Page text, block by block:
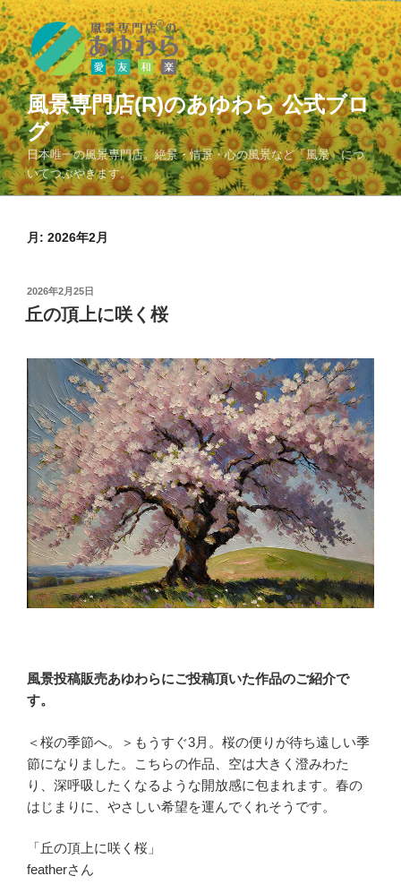
コ
ン
テ
ン
ツ
へ
ス
キ
ッ
風景専門店(R)のあゆわら 公式ブロ
グ
日本唯一の風景専門店。絶景・情景・心の風景など「風景」につ
いてつぶやきます。
月: 2026年2月
投
稿
日:
2026年2月25日
丘の頂上に咲く桜
風景投稿販売あゆわらにご投稿頂いた作品のご紹介で
す。
＜桜の季節へ。＞もうすぐ3月。桜の便りが待ち遠しい季
節になりました。こちらの作品、空は大きく澄みわた
り、深呼吸したくなるような開放感に包まれます。春の
はじまりに、やさしい希望を運んでくれそうです。
「丘の頂上に咲く桜」
featherさん